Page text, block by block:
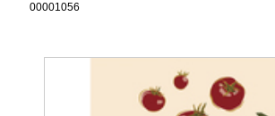
00001056